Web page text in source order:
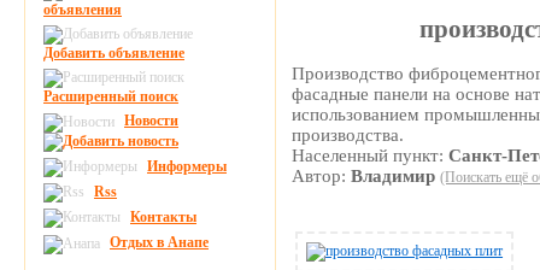
Производство
фасадные панели на основе
использованием
производства.
Населенный пункт:Санкт-
Автор:Владимир (Поискать ещё
объявления
Добавить объявление
Расширенный поиск
Новости
Информеры
Rss
Контакты
Отдых в Анапе